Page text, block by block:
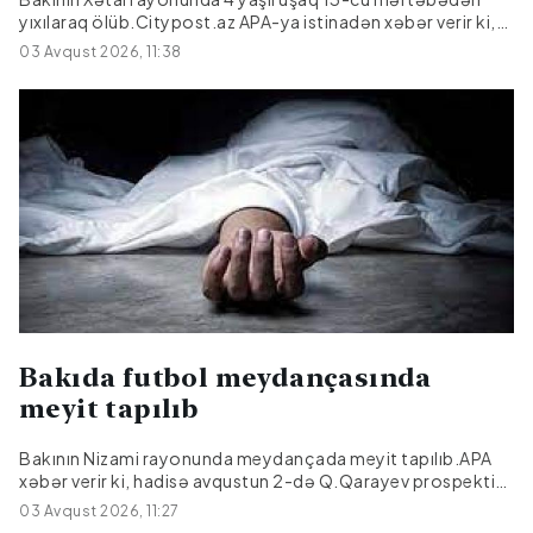
yıxılaraq ölüb.Citypost.az APA-ya istinadən xəbər verir ki,
hadisə avqustun 1-də baş verib.2022-ci il təvəllüdlü İ.Q.
R.Məmmədov küçəsində 13-cü mərtəbədə yaşadıqları
mənzilin pəncərəsindən ehtiyatsızlıqdan yıxılaraq
03 Avqust 2026, 11:38
Bakıda futbol meydançasında
meyit tapılıb
Bakının Nizami rayonunda meydançada meyit tapılıb.APA
xəbər verir ki, hadisə avqustun 2-də Q.Qarayev prospekti
81-də yerləşən futbol meydançasında qeydə alınıb.Meyiti
tapılan şəxsin Bakı şəhər sakini 1950-ci il təvəllüdlü Bəkir
03 Avqust 2026, 11:27